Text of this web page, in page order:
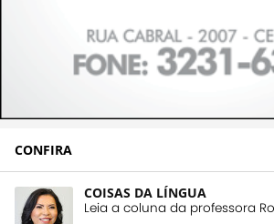
CONFIRA
COISAS DA LÍNGUA
Leia a coluna da professora